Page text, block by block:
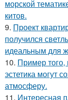
морской
китов.
9. Проект
получился
идеальным для
10. Пример того,
эстетика могут
атмосферу.
11. Интересная